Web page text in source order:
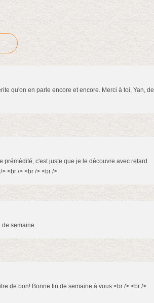
qu'on en parle encore et encore. Merci à toi, Yan, de
prémédité, c'est juste que je le découvre avec retard
<br /> <br /> <br />
de semaine.
de bon! Bonne fin de semaine à vous.<br /> <br />